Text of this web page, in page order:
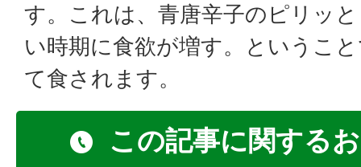
す。これは、青唐辛子のピリッ
い時期に食欲が増す。というこ
て食されます。
この記事に関する